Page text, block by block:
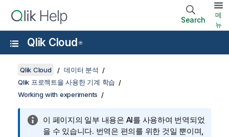
Search
메
뉴
Qlik Cloud ®
Qlik Cloud
데이터 분석
Qlik 프로젝트을 사용한 기계 학습
Working with experiments
이 페이지의 일부 내용은 AI를 사용하여 번역되었
을 수 있습니다. 번역은 편의를 위한 것일 뿐이며,